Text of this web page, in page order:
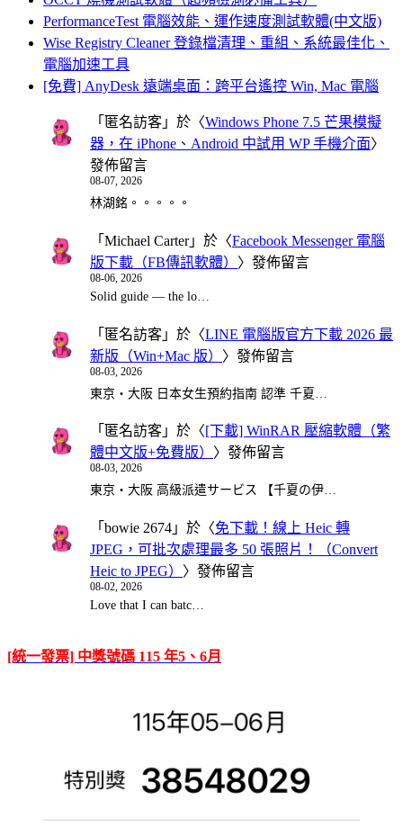
PerformanceTest 電腦效能、運作速度測試軟體(中文版)
Wise Registry Cleaner 登錄檔清理、重組、系統最佳化、
電腦加速工具
[免費] AnyDesk 遠端桌面：跨平台遙控 Win, Mac 電腦
「 匿名訪客 」於〈Windows Phone 7.5 芒果模擬
器，在 iPhone、Android 中試用 WP 手機介面〉
發佈留言
08-07, 2026
林湖銘。。。。。
「 Michael Carter」於〈Facebook Messenger 電腦
版下載（FB傳訊軟體） 〉發佈留言
08-06, 2026
Solid guide — the lo…
「 匿名訪客 」於〈LINE 電腦版官方下載 2026 最
新版（Win+Mac 版） 〉發佈留言
08-03, 2026
東京・大阪 日本女生預約指南 認準 千夏…
「 匿名訪客 」於〈[下載] WinRAR 壓縮軟體（繁
體中文版+免費版） 〉發佈留言
08-03, 2026
東京・大阪 高級派遣サービス 【千夏の伊…
「 bowie 2674 」於〈免下載！線上 Heic 轉
JPEG，可批次處理最多 50 張照片！（Convert
Heic to JPEG） 〉發佈留言
08-02, 2026
Love that I can batc…
[統一發票] 中獎號碼 115 年5、6月